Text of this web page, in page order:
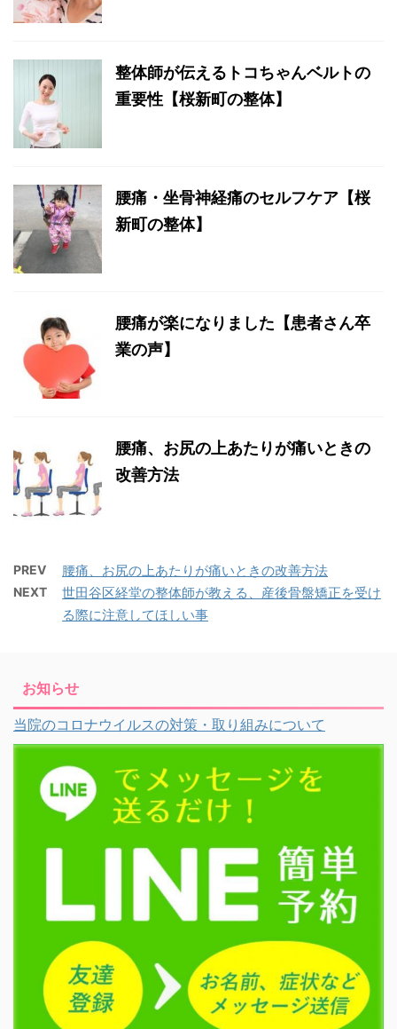
整体師が伝えるトコちゃんベルトの
重要性【桜新町の整体】
腰痛・坐骨神経痛のセルフケア【桜
新町の整体】
腰痛が楽になりました【患者さん卒
業の声】
腰痛、お尻の上あたりが痛いときの
改善方法
PREV 腰痛、お尻の上あたりが痛いときの改善方法
NEXT
世田谷区経堂の整体師が教える、産後骨盤矯正を受け
る際に注意してほしい事
お知らせ
当院のコロナウイルスの対策・取り組みについて